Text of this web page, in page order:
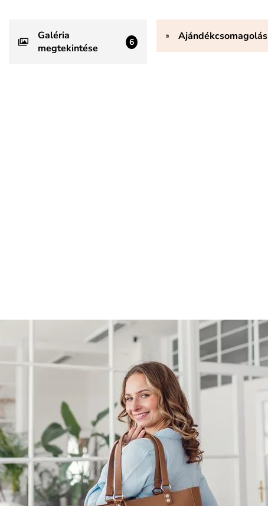
Galéria
megtekintése
6 Ajándékcsomagolás